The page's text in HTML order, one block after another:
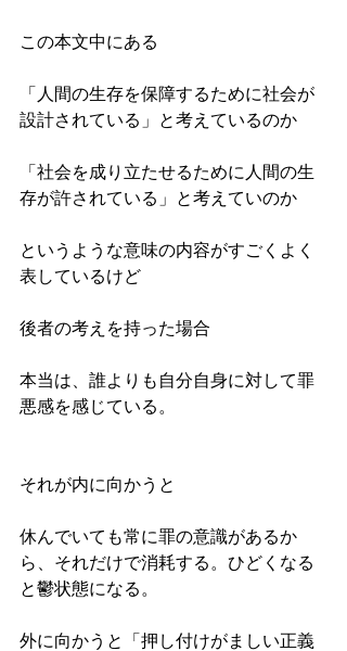
この本文中にある
「人間の生存を保障するために社会が
設計されている」と考えているのか
「社会を成り立たせるために人間の生
存が許されている」と考えていのか
というような意味の内容がすごくよく
表しているけど
後者の考えを持った場合
本当は、誰よりも自分自身に対して罪
悪感を感じている。
それが内に向かうと
休んでいても常に罪の意識があるか
ら、それだけで消耗する。ひどくなる
と鬱状態になる。
外に向かうと「押し付けがましい正義